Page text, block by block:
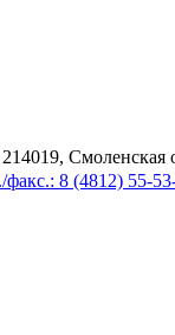
Смоленская
8 (4812) 55-